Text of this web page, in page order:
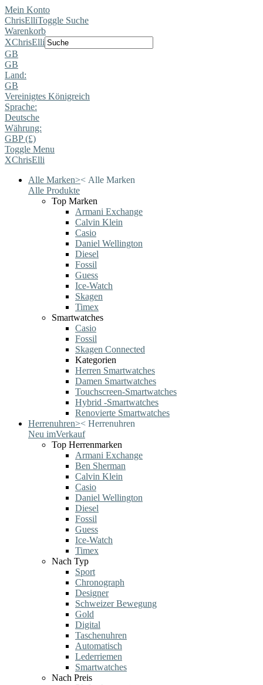
Mein Konto
ChrisElliToggle Suche
Warenkorb
XChrisElli
GB
GB
Land:
GB
Vereinigtes Königreich
Sprache:
Deutsche
Währung:
GBP (£)
Toggle Menu
XChrisElli
Alle Marken>< Alle Marken
Alle Produkte
Top Marken
Armani Exchange
Calvin Klein
Casio
Daniel Wellington
Diesel
Fossil
Guess
Ice-Watch
Skagen
Timex
Smartwatches
Casio
Fossil
Skagen Connected
Kategorien
Herren Smartwatches
Damen Smartwatches
Touchscreen-Smartwatches
Hybrid -Smartwatches
Renovierte Smartwatches
Herrenuhren>< Herrenuhren
Neu imVerkauf
Top Herrenmarken
Armani Exchange
Ben Sherman
Calvin Klein
Casio
Daniel Wellington
Diesel
Fossil
Guess
Ice-Watch
Timex
Nach Typ
Sport
Chronograph
Designer
Schweizer Bewegung
Gold
Digital
Taschenuhren
Automatisch
Lederriemen
Smartwatches
Nach Preis